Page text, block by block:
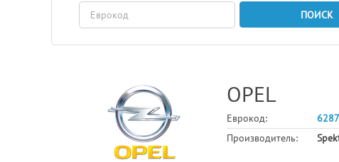
ПОИСК
OPEL
Еврокод:
Производитель: